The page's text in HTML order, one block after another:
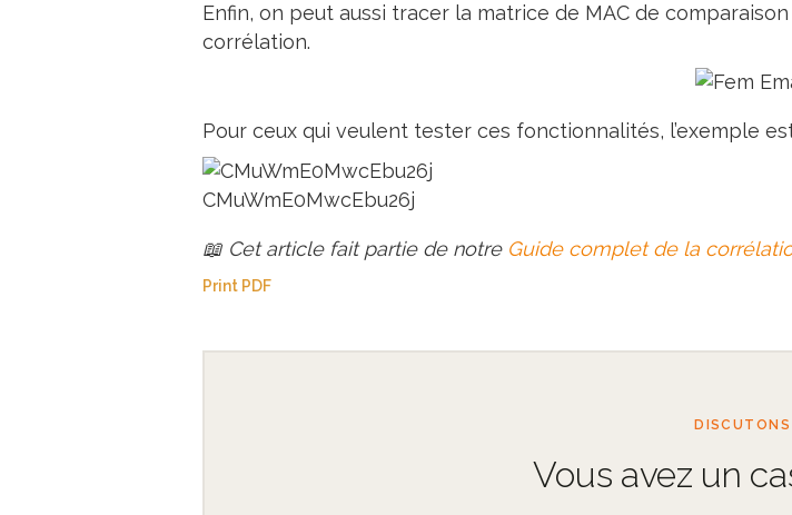
Enfin, on peut aussi tracer la matrice de MAC de
corrélation.
Pour ceux qui veulent tester ces fonctionnalités, l’exemple
CMuWmE0MwcEbu26j
📖 Cet article fait partie de notre Guide complet de la
Print PDF
DISCUTONS
Vous avez un